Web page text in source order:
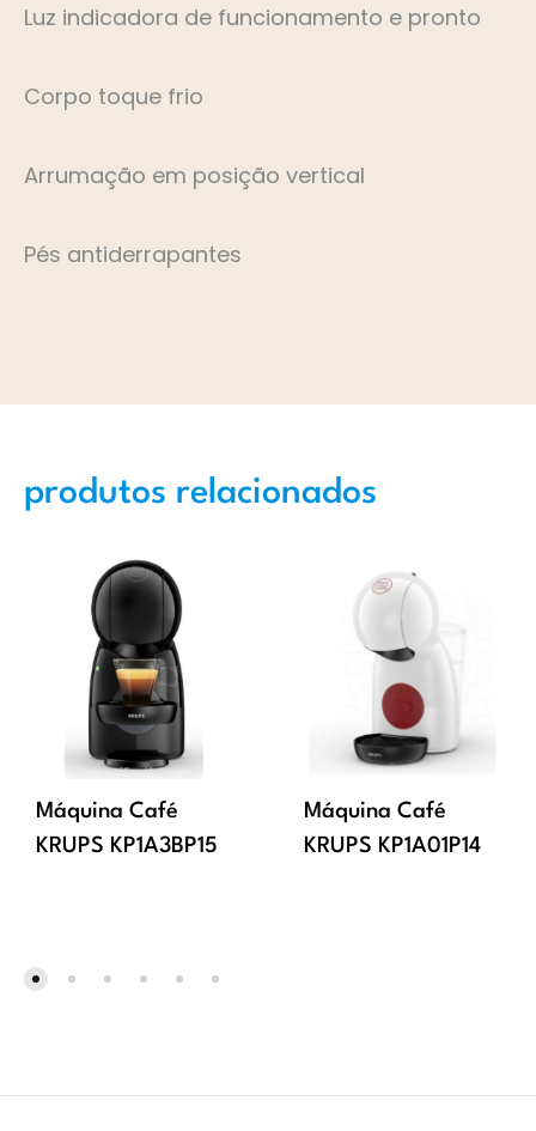
Luz indicadora de funcionamento e pronto
Corpo toque frio
Arrumação em posição vertical
Pés antiderrapantes
produtos relacionados
Máquina Café
KRUPS KP1A3BP15
Máquina Café
KRUPS KP1A01P14